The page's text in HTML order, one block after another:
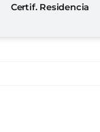
Certif. Residencia